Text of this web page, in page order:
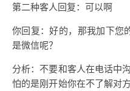
第二种客人回复：可以啊
你回复：好的，那我加下您
是微信呢？
分析：不要和客人在电话中
怕的是刚开始你在不了解对